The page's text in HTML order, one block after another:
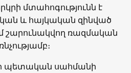
մտահոգությունն է
և հայկական զինված
շարունակվող ռազմական
պետական սահմանի